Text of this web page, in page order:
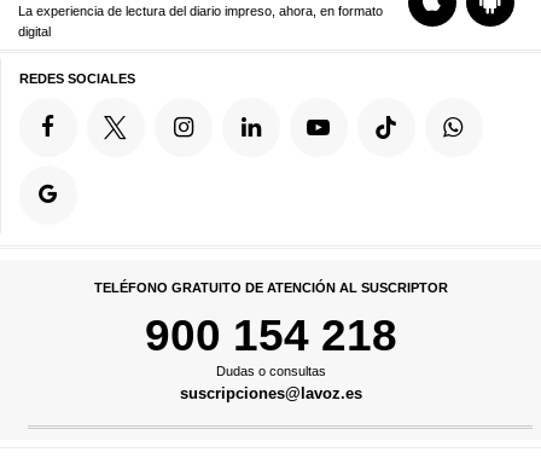
La experiencia de lectura del diario impreso, ahora, en formato
digital
REDES SOCIALES
TELÉFONO GRATUITO DE ATENCIÓN AL SUSCRIPTOR
900 154 218
Dudas o consultas
suscripciones@lavoz.es